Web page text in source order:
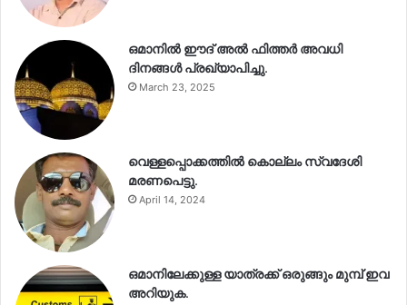
ഒമാനിൽ ഈദ് അൽ ഫിത്തർ അവധി
ദിനങ്ങൾ പ്രഖ്യാപിച്ചു.
March 23, 2025
വെള്ളപ്പൊക്കത്തിൽ കൊല്ലം സ്വദേശി
മരണപെട്ടു.
April 14, 2024
ഒമാനിലേക്കുള്ള യാത്രക്ക് ഒരുങ്ങും മുമ്പ് ഇവ
അറിയുക.